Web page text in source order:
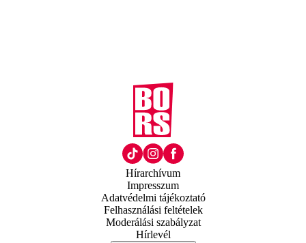
Hírarchívum
Impresszum
Adatvédelmi tájékoztató
Felhasználási feltételek
Moderálási szabályzat
Hírlevél